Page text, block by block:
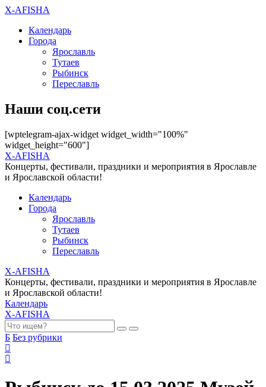
X-AFISHA
Календарь
Города
Ярославль
Тутаев
Рыбинск
Переславль
Наши соц.сети
[wptelegram-ajax-widget widget_width="100%"
widget_height="600"]
X-AFISHA
Концерты, фестивали, праздники и мероприятия в Ярославле
и Ярославской области!
Календарь
Города
Ярославль
Тутаев
Рыбинск
Переславль
X-AFISHA
Концерты, фестивали, праздники и мероприятия в Ярославле
и Ярославской области!
Календарь
X-AFISHA
Б Без рубрики